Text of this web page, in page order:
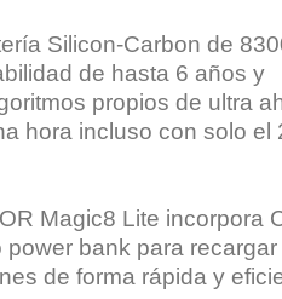
Silicon-Carbon de
de hasta 6 años y
propios de ultra
hora incluso con solo el
Magic8 Lite incorpora
bank para recargar
de forma rápida y